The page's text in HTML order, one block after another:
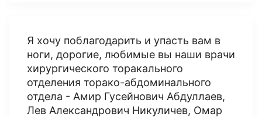
Я хочу поблагодарить и упасть вам в
ноги, дорогие, любимые вы наши врачи
хирургического торакального
отделения торако-абдоминального
отдела - Амир Гусейнович Абдуллаев,
Лев Александрович Никуличев, Омар